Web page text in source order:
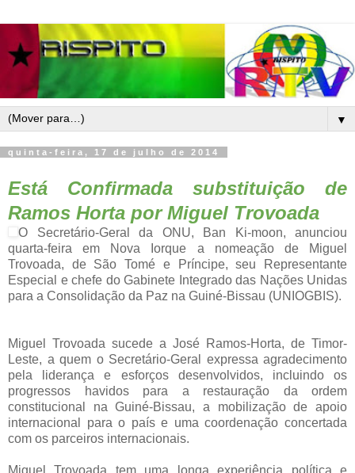
▼
quinta-feira, 17 de julho de 2014
Está Confirmada substituição de
Ramos Horta por Miguel Trovoada
O Secretário-Geral da ONU, Ban Ki-moon, anunciou
quarta-feira em Nova Iorque a nomeação de Miguel
Trovoada, de São Tomé e Príncipe, seu Representante
Especial e chefe do Gabinete Integrado das Nações Unidas
para a Consolidação da Paz na Guiné-Bissau (UNIOGBIS).
Miguel Trovoada sucede a José Ramos-Horta, de Timor-
Leste, a quem o Secretário-Geral expressa agradecimento
pela liderança e esforços desenvolvidos, incluindo os
progressos havidos para a restauração da ordem
constitucional na Guiné-Bissau, a mobilização de apoio
internacional para o país e uma coordenação concertada
com os parceiros internacionais.
Miguel Trovoada tem uma longa experiência política e